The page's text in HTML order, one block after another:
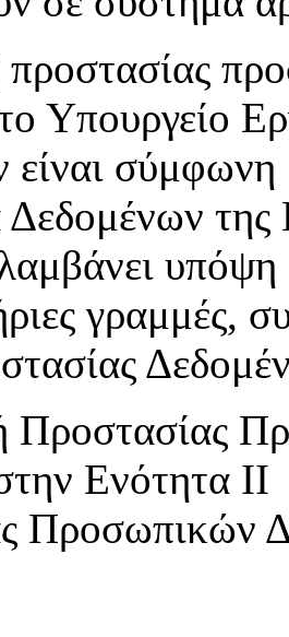
προστασίας
Υπουργείο
σύμφωνη
υπόψη
γραμμές,
Προστασίας
Ενότητα
Προσωπικών